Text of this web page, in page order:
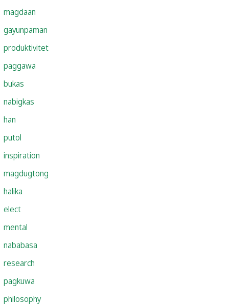
magdaan
gayunpaman
produktivitet
paggawa
bukas
nabigkas
han
putol
inspiration
magdugtong
halika
elect
mental
nababasa
research
pagkuwa
philosophy